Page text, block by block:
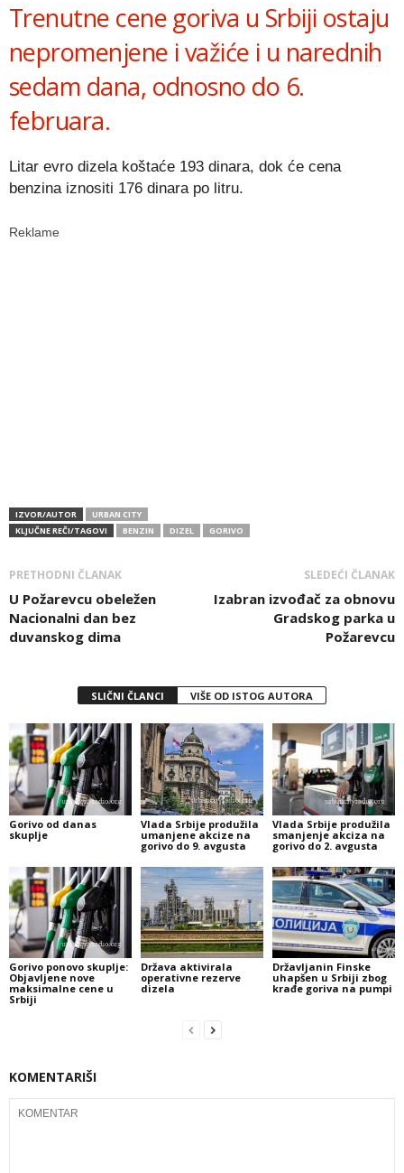
Trenutne cene goriva u Srbiji ostaju
nepromenjene i važiće i u narednih
sedam dana, odnosno do 6.
februara.
Litar evro dizela koštaće 193 dinara, dok će cena
benzina iznositi 176 dinara po litru.
Reklame
IZVOR/AUTOR
URBAN CITY
KLJUČNE REČI/TAGOVI
BENZIN DIZEL GORIVO
PRETHODNI ČLANAK
U Požarevcu obeležen
Nacionalni dan bez
duvanskog dima
SLEDEĆI ČLANAK
Izabran izvođač za obnovu
Gradskog parka u
Požarevcu
SLIČNI ČLANCI VIŠE OD ISTOG AUTORA
Gorivo od danas
skuplje
Vlada Srbije produžila
umanjene akcize na
gorivo do 9. avgusta
Vlada Srbije produžila
smanjenje akciza na
gorivo do 2. avgusta
Gorivo ponovo skuplje:
Objavljene nove
maksimalne cene u
Srbiji
Država aktivirala
operativne rezerve
dizela
Državljanin Finske
uhapšen u Srbiji zbog
krađe goriva na pumpi
KOMENTARIŠI